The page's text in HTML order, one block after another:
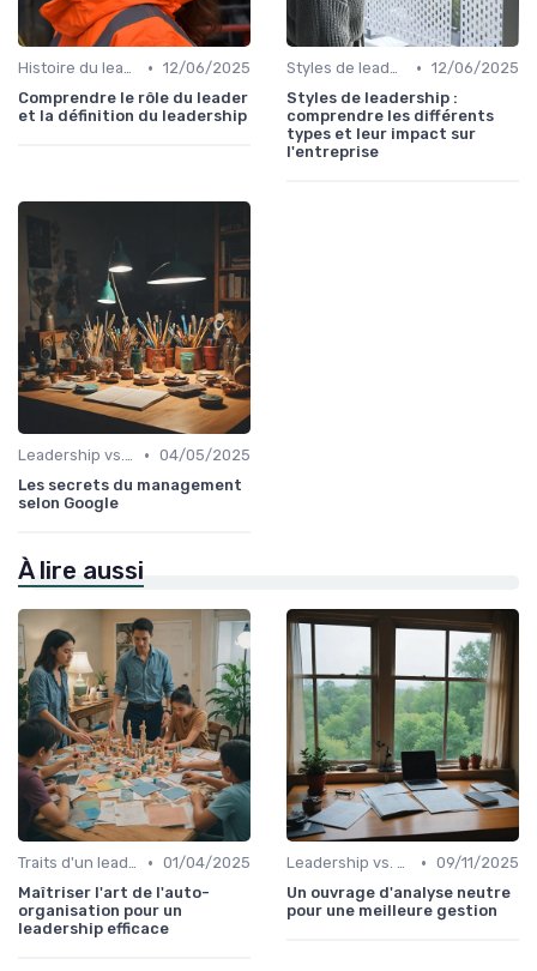
Histoire du leadership • 12/06/2025
Comprendre le rôle du leader
et la définition du leadership
Styles de leadership • 12/06/2025
Styles de leadership :
comprendre les différents
types et leur impact sur
l'entreprise
Leadership vs. Management • 04/05/2025
Les secrets du management
selon Google
À lire aussi
Traits d'un leader efficace • 01/04/2025
Maîtriser l'art de l'auto-
organisation pour un
leadership efficace
Leadership vs. Management • 09/11/2025
Un ouvrage d'analyse neutre
pour une meilleure gestion